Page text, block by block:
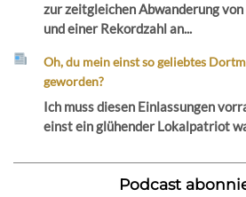
zur zeitgleichen Abwanderung
und einer Rekordzahl an...
Oh, du mein einst so geliebtes
geworden?
Ich muss diesen Einlassungen
einst ein glühender Lokalpatriot
Podcast